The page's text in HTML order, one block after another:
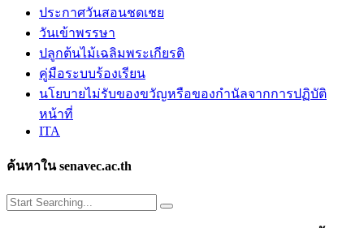
ประกาศวันสอนชดเชย
วันเข้าพรรษา
ปลูกต้นไม้เฉลิมพระเกียรติ
คู่มือระบบร้องเรียน
นโยบายไม่รับของขวัญหรือของกำนัลจากการปฏิบัติ
หน้าที่
ITA
ค้นหาใน senavec.ac.th